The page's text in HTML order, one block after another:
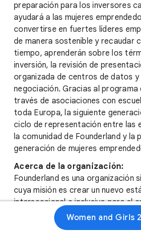
preparación para los inversores
ayudará a las mujeres
convertirse en fuertes líderes
de manera sostenible y recaudar
tiempo, aprenderán sobre los
inversión, la revisión de
organizada de centros de datos y
negociación. Gracias al
través de asociaciones con
toda Europa, la siguiente
ciclo de representación entre las
la comunidad de Founderland y la
generación de mujeres
Acerca de la organización:
Founderland es una organización
cuya misión es crear un nuevo
interseccional e inclusivo para el
Europa y el Reino Unido, mediante
comunidad solidaria y la apertura
Women and Girls